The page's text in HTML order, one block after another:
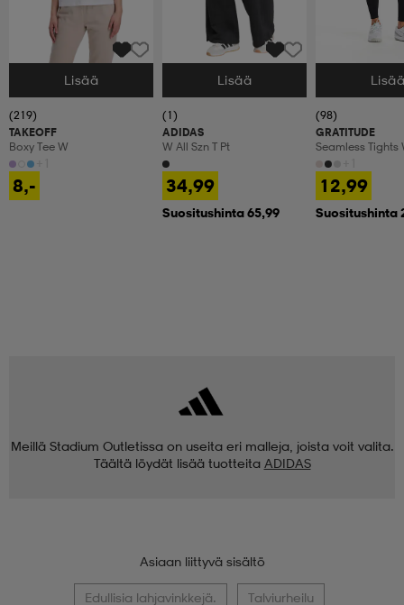
Valitse Koko
Lisää
(219)
TAKEOFF
Boxy Tee W
8,-
Valitse Koko
Lisää
(1)
ADIDAS
W All Szn T Pt
34,99
Suositushinta 65,99
Valitse Koko
(98)
GRATITUDE
Seamless Tights
12,99
Suositushinta
Meillä Stadium Outletissa on useita eri malleja, joista voit valita.
Täältä löydät lisää tuotteita ADIDAS
Asiaan liittyvä sisältö
Edullisia lahjavinkkejä. Talviurheilu